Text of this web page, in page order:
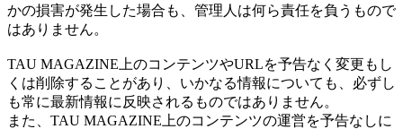
かの損害が発生した場合も、管理人は何ら責任を負うもので
はありません。
TAU MAGAZINE上のコンテンツやURLを予告なく変更もし
くは削除することがあり、いかなる情報についても、必ずし
も常に最新情報に反映されるものではありません。
また、TAU MAGAZINE上のコンテンツの運営を予告なしに